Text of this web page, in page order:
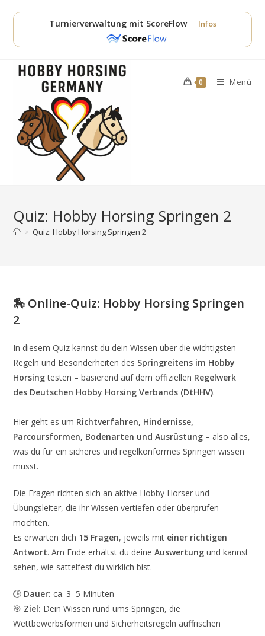
Inhalt
Turnierverwaltung mit ScoreFlow Infos
0 Menü
Quiz: Hobby Horsing Springen 2
> Quiz: Hobby Horsing Springen 2
🏇 Online-Quiz: Hobby Horsing Springen
2
In diesem Quiz kannst du dein Wissen über die wichtigsten
Regeln und Besonderheiten des Springreitens im Hobby
Horsingtesten – basierend auf dem offiziellen Regelwerk
des Deutschen Hobby Horsing Verbands (DtHHV).
Hier geht es um Richtverfahren, Hindernisse,
Parcoursformen, Bodenarten und Ausrüstung – also alles,
was du für ein sicheres und regelkonformes Springen wissen
musst.
Die Fragen richten sich an aktive Hobby Horser und
Übungsleiter, die ihr Wissen vertiefen oder überprüfen
möchten.
Es erwarten dich 15 Fragen, jeweils mit einer richtigen
Antwort. Am Ende erhältst du deineAuswertung und kannst
sehen, wie sattelfest du wirklich bist.
🕒 Dauer: ca. 3–5 Minuten
🎯 Ziel: Dein Wissen rund ums Springen, die
Wettbewerbsformen und Sicherheitsregeln auffrischen